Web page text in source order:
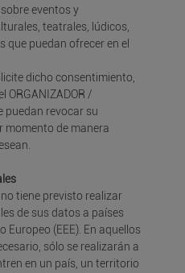
eventos y
teatrales, lúdicos,
puedan ofrecer en el
dicho consentimiento,
ORGANIZADOR /
puedan revocar su
momento de manera
no tiene previsto realizar
de sus datos a países
Europeo (EEE). En aquellos
sólo se realizarán a
en un país, un territorio